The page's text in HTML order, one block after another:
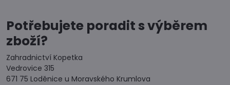
Potřebujete poradit s výběrem
zboží?
Zahradnictví Kopetka
Vedrovice 315
671 75 Loděnice u Moravského Krumlova